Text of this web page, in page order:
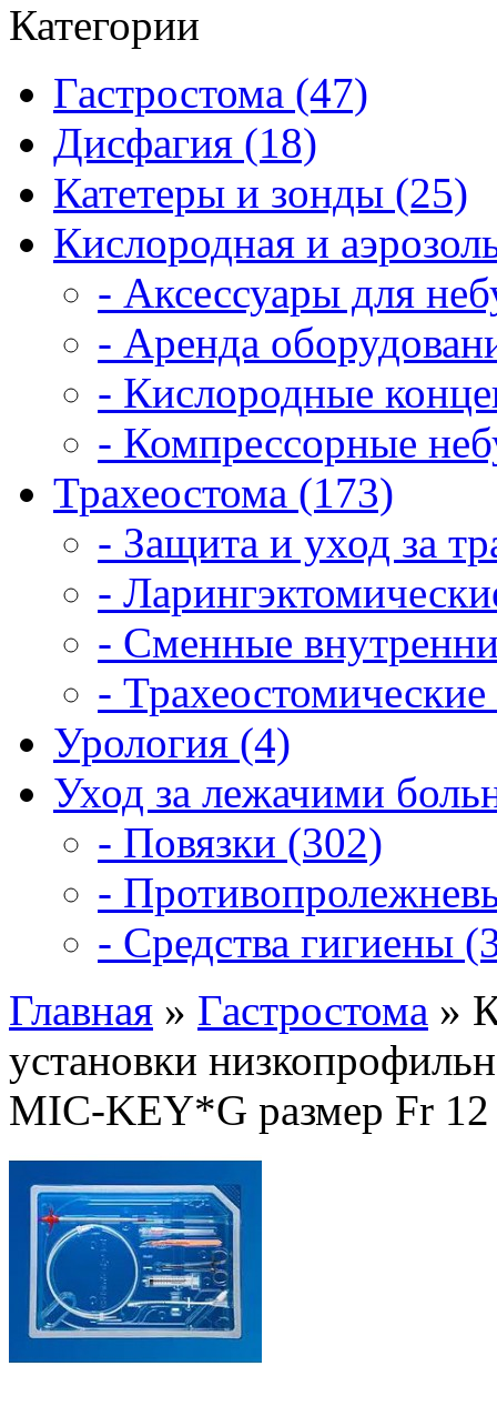
Категории
Гастростома (47)
Дисфагия (18)
Катетеры и зонды (25)
Кислородная и
- Аксессуары для
- Аренда
- Кислородные
- Компрессорные
Трахеостома (173)
- Защита и уход за
-
- Сменные
-
Урология (4)
Уход за лежачими
- Повязки (302)
-
- Средства гигиены
Главная » Гастростома »
установки
MIC-KEY*G размер Fr 12